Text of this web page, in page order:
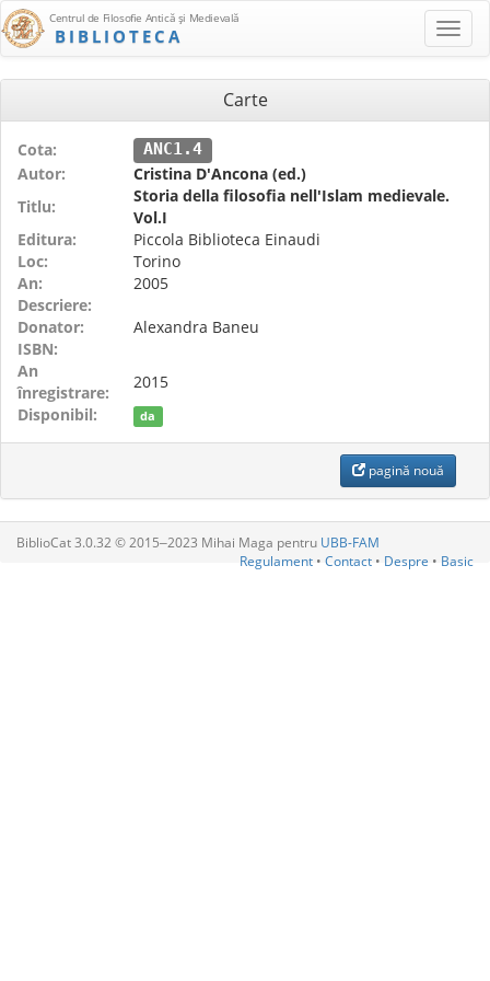
Centrul de Filosofie Antică şi Medievală
BIBLIOTECA
Carte
Cota: ANC1.4
Autor:
Cristina D'Ancona (ed.)
Titlu:
Storia della filosofia nell'Islam medievale.
Vol.I
Editura:
Piccola Biblioteca Einaudi
Loc:
Torino
An:
2005
Descriere:
Donator:
Alexandra Baneu
ISBN:
An
înregistrare:
2015
Disponibil:
da
pagină nouă
BiblioCat 3.0.32 © 2015‒2023 Mihai Maga pentru UBB-FAM
Regulament • Contact • Despre • Basic